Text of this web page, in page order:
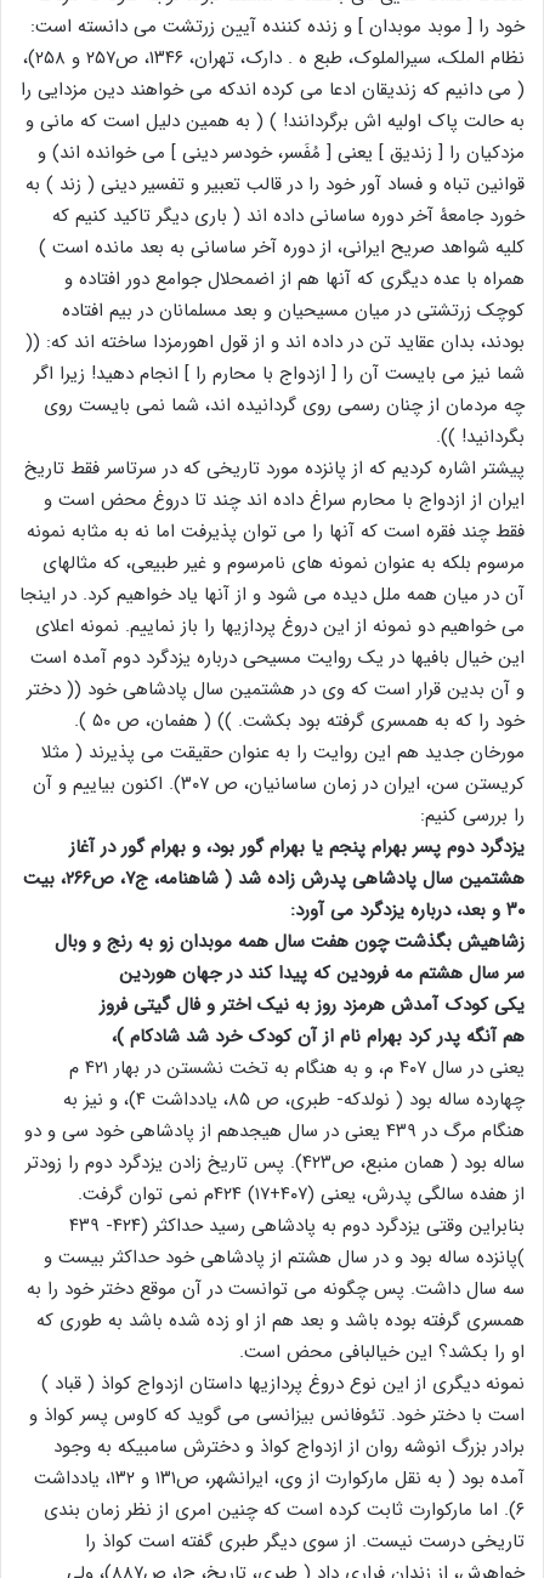
خود را [ موبد موبدان ] و زنده کننده آیین زرتشت می دانسته است:
نظام الملک، سیرالملوک، طبع ه . دارک، تهران، ۱۳۴۶، ص۲۵۷ و ۲۵۸)،
( می دانیم که زندیقان ادعا می کرده اندکه می خواهند دین مزدایی را
به حالت پاک اولیه اش برگردانند! ) ( به همین دلیل است که مانی و
مزدکیان را [ زندیق ] یعنی [ مُفَسر، خودسر دینی ] می خوانده اند) و
قوانین تباه و فساد آور خود را در قالب تعبیر و تفسیر دینی ( زند ) به
خورد جامعۀ آخر دوره ساسانی داده اند ( باری دیگر تاکید کنیم که
کلیه شواهد صریح ایرانی، از دوره آخر ساسانی به بعد مانده است )
همراه با عده دیگری که آنها هم از اضمحلال جوامع دور افتاده و
کوچک زرتشتی در میان مسیحیان و بعد مسلمانان در بیم افتاده
بودند، بدان عقاید تن در داده اند و از قول اهورمزدا ساخته اند که: ((
شما نیز می بایست آن را [ ازدواج با محارم را ] انجام دهید! زیرا اگر
چه مردمان از چنان رسمی روی گردانیده اند، شما نمی بایست روی
بگردانید! )).
پیشتر اشاره کردیم که از پانزده مورد تاریخی که در سرتاسر فقط تاریخ
ایران از ازدواج با محارم سراغ داده اند چند تا دروغ محض است و
فقط چند فقره است که آنها را می توان پذیرفت اما نه به مثابه نمونه
مرسوم بلکه به عنوان نمونه های نامرسوم و غیر طبیعی، که مثالهای
آن در میان همه ملل دیده می شود و از آنها یاد خواهیم کرد. در اینجا
می خواهیم دو نمونه از این دروغ پردازیها را باز نماییم. نمونه اعلای
این خیال بافیها در یک روایت مسیحی درباره یزدگرد دوم آمده است
و آن بدین قرار است که وی در هشتمین سال پادشاهی خود (( دختر
خود را که به همسری گرفته بود بکشت. )) ( هفمان، ص ۵۰ ).
مورخان جدید هم این روایت را به عنوان حقیقت می پذیرند ( مثلا
کریستن سن، ایران در زمان ساسانیان، ص ۳۰۷). اکنون بیاییم و آن
را بررسی کنیم:
یزدگرد دوم پسر بهرام پنجم یا بهرام گور بود، و بهرام گور در آغاز
هشتمین سال پادشاهی پدرش زاده شد ( شاهنامه، ج۷، ص۲۶۶، بیت
۳۰ و بعد، درباره یزدگرد می آورد:
زشاهیش بگذشت چون هفت سال همه موبدان زو به رنج و وبال
سر سال هشتم مه فرودین که پیدا کند در جهان هوردین
یکی کودک آمدش هرمزد روز به نیک اختر و فال گیتی فروز
هم آنگه پدر کرد بهرام نام از آن کودک خرد شد شادکام )،
یعنی در سال ۴۰۷ م، و به هنگام به تخت نشستن در بهار ۴۲۱ م
چهارده ساله بود ( نولدکه- طبری، ص ۸۵، یادداشت ۴)، و نیز به
هنگام مرگ در ۴۳۹ یعنی در سال هیجدهم از پادشاهی خود سی و دو
ساله بود ( همان منبع، ص۴۲۳). پس تاریخ زادن یزدگرد دوم را زودتر
از هفده سالگی پدرش، یعنی (۴۰۷+۱۷) ۴۲۴م نمی توان گرفت.
بنابراین وقتی یزدگرد دوم به پادشاهی رسید حداکثر (۴۲۴- ۴۳۹
)پانزده ساله بود و در سال هشتم از پادشاهی خود حداکثر بیست و
سه سال داشت. پس چگونه می توانست در آن موقع دختر خود را به
همسری گرفته بوده باشد و بعد هم از او زده شده باشد به طوری که
او را بکشد؟ این خیالبافی محض است.
نمونه دیگری از این نوع دروغ پردازیها داستان ازدواج کواذ ( قباد )
است با دختر خود. تئوفانس بیزانسی می گوید که کاوس پسر کواذ و
برادر بزرگ انوشه روان از ازدواج کواذ و دخترش سامبیکه به وجود
آمده بود ( به نقل مارکوارت از وی، ایرانشهر، ص۱۳۱ و ۱۳۲، یادداشت
۶). اما مارکوارت ثابت کرده است که چنین امری از نظر زمان بندی
تاریخی درست نیست. از سوی دیگر طبری گفته است کواذ را